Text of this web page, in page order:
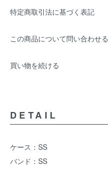
特定商取引法に基づく表記
この商品について問い合わせる
買い物を続ける
DETAIL
ケース：SS
バンド：SS